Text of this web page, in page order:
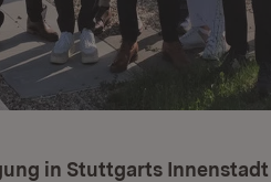
in Stuttgarts